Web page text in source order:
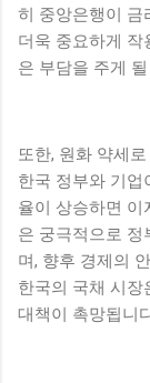
히 중앙은행이 금
더욱 중요하게 작
은 부담을 주게
또한, 원화 약세
한국 정부와 기업
율이 상승하면 이
은 궁극적으로 정
며, 향후 경제의
한국의 국채 시장
대책이 촉망됩니